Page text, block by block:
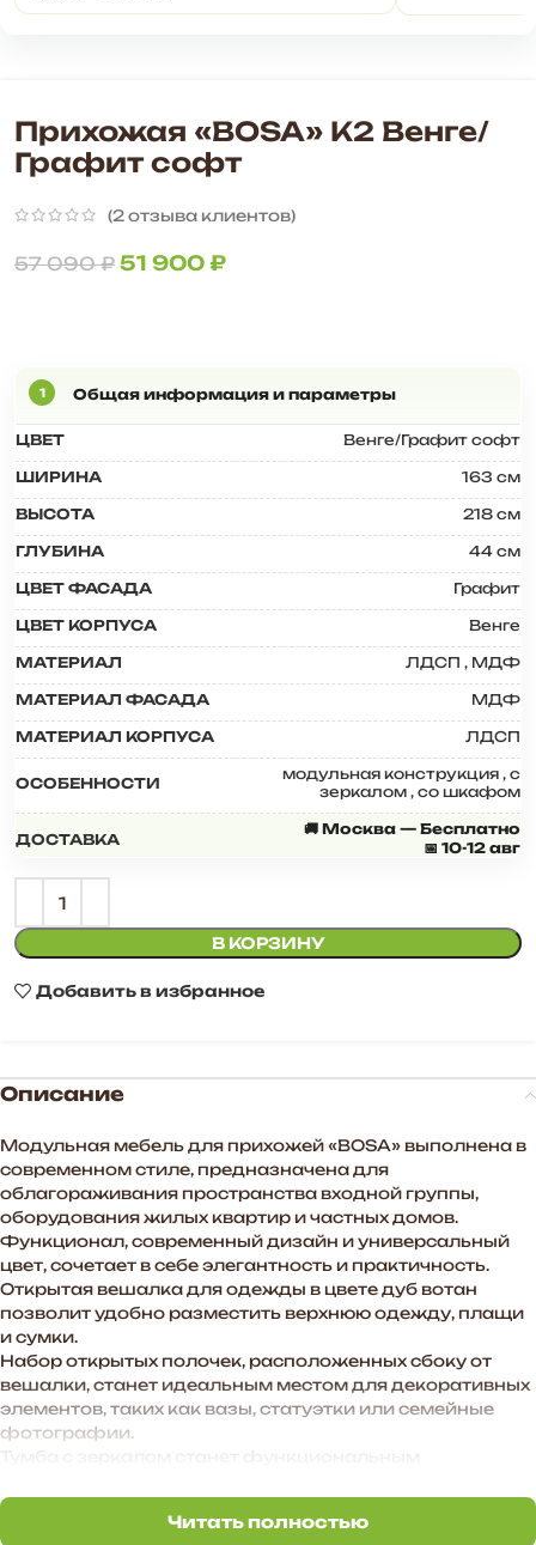
Прихожая «BOSA» К2 Венге/
Графит софт
(2отзыва клиентов)
57 090₽ 51 900₽
ЦВЕТ Венге/Графит софт
ШИРИНА 163 см
ВЫСОТА 218 см
ГЛУБИНА 44 см
ЦВЕТ ФАСАДА Графит
ЦВЕТ КОРПУСА Венге
МАТЕРИАЛ ЛДСП , МДФ
МАТЕРИАЛ ФАСАДА МДФ
МАТЕРИАЛ КОРПУСА ЛДСП
ОСОБЕННОСТИ модульная конструкция , с
зеркалом , со шкафом
ДОСТАВКА
🚚 Москва — Бесплатно
📅 10-12 авг
В КОРЗИНУ
Добавить в избранное
Описание
Модульная мебель для прихожей «BOSA» выполнена в
современном стиле, предназначена для
облагораживания пространства входной группы,
оборудования жилых квартир и частных домов.
Функционал, современный дизайн и универсальный
цвет, сочетает в себе элегантность и практичность.
Открытая вешалка для одежды в цвете дуб вотан
позволит удобно разместить верхнюю одежду, плащи
и сумки.
Набор открытых полочек, расположенных сбоку от
вешалки, станет идеальным местом для декоративных
элементов, таких как вазы, статуэтки или семейные
фотографии.
хранения мелочей, таких как ключи, перчатки и зонты.
Этот гарнитур станет не просто мебелью для
Читать полностью
Читать полностью